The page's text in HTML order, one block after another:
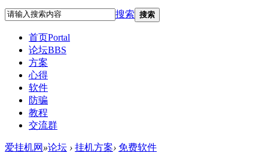
搜索 搜索
首页Portal
论坛BBS
方案
心得
软件
防骗
教程
交流群
爱挂机网 »论坛 › 挂机方案› 免费软件